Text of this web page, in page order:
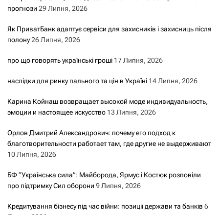
прогнози 29 Липня, 2026
Як ПриватБанк адаптує сервіси для захисників і захисниць після
полону26 Липня, 2026
про що говорять українські гроші 17 Липня, 2026
наслідки для ринку пального та цін в Україні 14 Липня, 2026
Карина Койнаш возвращает высокой моде индивидуальность,
эмоции и настоящее искусство 13 Липня, 2026
Орлов Дмитрий Александрович: почему его подход к
благотворительности работает там, где другие не выдерживают
10 Липня, 2026
БФ “Українська сила”: Майборода, Ярмус і Костюк розповіли
про підтримку Сил оборони 9 Липня, 2026
Кредитування бізнесу під час війни: позиції держави та банків 6